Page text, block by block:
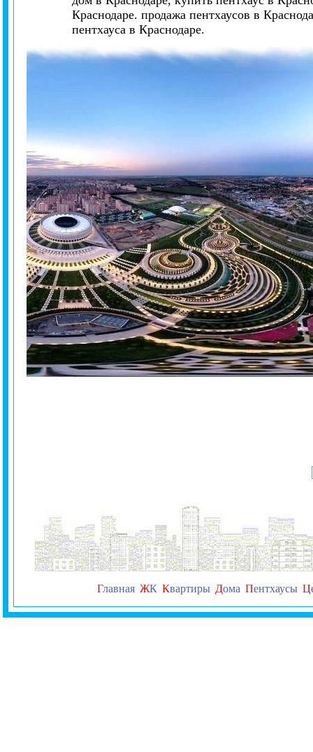
Краснодаре. продажа пентхаусов в
пентхауса в Краснодаре.
Главная ЖК Квартиры Дома Пентхаусы Ц